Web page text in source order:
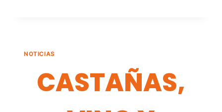
NOTICIAS
CASTAÑAS,